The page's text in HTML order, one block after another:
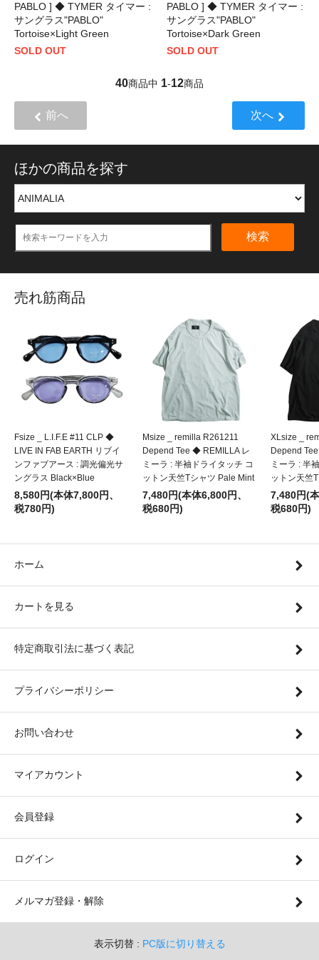
PABLO ] ◆ TYMER タイマー :
サングラス"PABLO"
Tortoise×Light Green
SOLD OUT
PABLO ] ◆ TYMER タイマー :
サングラス"PABLO"
Tortoise×Dark Green
SOLD OUT
40商品中 1-12商品
前へ 次へ
ほかの商品を探す
検索
売れ筋商品
Fsize _ L.I.F.E #11 CLP ◆
LIVE IN FAB EARTH リブイ
ンファブアース : 調光偏光サ
ングラス Black×Blue
8,580円(本体7,800円、
税780円)
Msize _ remilla R261211
Depend Tee ◆ REMILLA レ
ミーラ : 半袖ドライタッチ コ
ットン天竺Tシャツ Pale Mint
7,480円(本体6,800円、
税680円)
XLsize _
Depend
ミーラ : 半
ットン天竺
7,480円(
税680円)
ホーム
カートを見る
特定商取引法に基づく表記
プライバシーポリシー
お問い合わせ
マイアカウント
会員登録
ログイン
メルマガ登録・解除
表示切替 : PC版に切り替える